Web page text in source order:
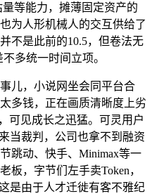
等能力，摊薄固定资产的
为人形机械人的交互供给了
不是此前的10.5，但卷法无
多统一时间立项。
，小说网坐会同平台合
多钱，正在画质清晰度上劣
可见成长之迅猛。可灵用户
当裁判，公司也拿不到融资
跳动、快手、Minimax等一
板，字节们左手卖Token，
是由于人才迁徙有客不雅纪